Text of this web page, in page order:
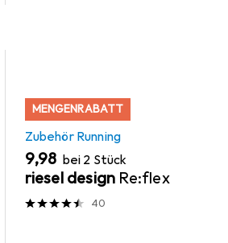
MENGENRABATT
Zubehör Running
EUR
9,98 bei 2 Stück
riesel design Re:flex
40